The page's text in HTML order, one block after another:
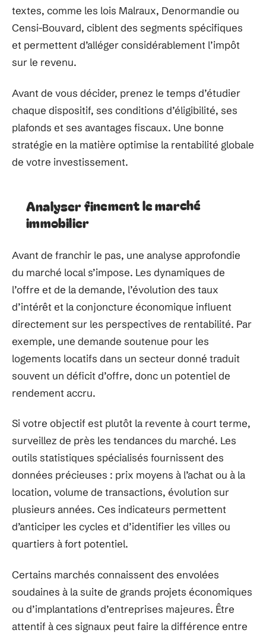
textes, comme les lois Malraux, Denormandie ou
Censi-Bouvard, ciblent des segments spécifiques
et permettent d’alléger considérablement l’impôt
sur le revenu.
Avant de vous décider, prenez le temps d’étudier
chaque dispositif, ses conditions d’éligibilité, ses
plafonds et ses avantages fiscaux. Une bonne
stratégie en la matière optimise la rentabilité globale
de votre investissement.
Analyser finement le marché
immobilier
Avant de franchir le pas, une analyse approfondie
du marché local s’impose. Les dynamiques de
l’offre et de la demande, l’évolution des taux
d’intérêt et la conjoncture économique influent
directement sur les perspectives de rentabilité. Par
exemple, une demande soutenue pour les
logements locatifs dans un secteur donné traduit
souvent un déficit d’offre, donc un potentiel de
rendement accru.
Si votre objectif est plutôt la revente à court terme,
surveillez de près les tendances du marché. Les
outils statistiques spécialisés fournissent des
données précieuses : prix moyens à l’achat ou à la
location, volume de transactions, évolution sur
plusieurs années. Ces indicateurs permettent
d’anticiper les cycles et d’identifier les villes ou
quartiers à fort potentiel.
Certains marchés connaissent des envolées
soudaines à la suite de grands projets économiques
ou d’implantations d’entreprises majeures. Être
attentif à ces signaux peut faire la différence entre